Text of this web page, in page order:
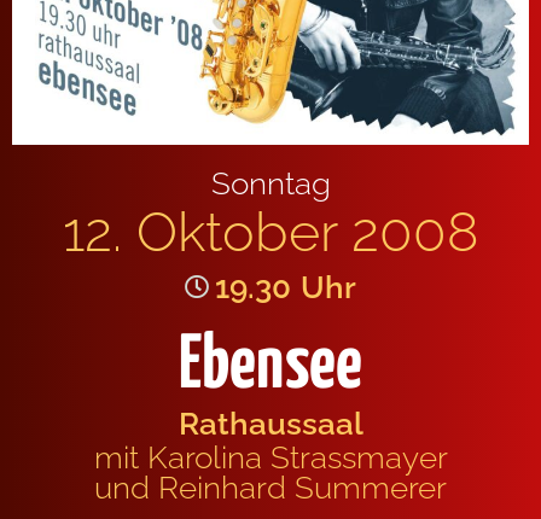
Sonntag
12. Oktober 2008
19.30 Uhr
Ebensee
Rathaussaal
mit Karolina Strassmayer
und Reinhard Summerer